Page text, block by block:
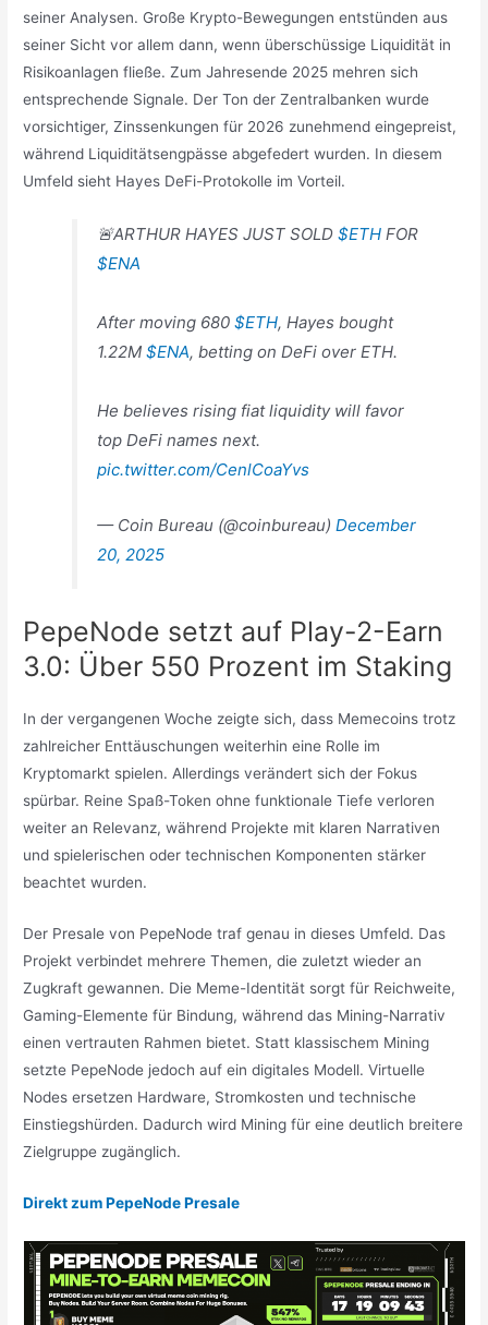
seiner Analysen. Große Krypto-Bewegungen entstünden aus
seiner Sicht vor allem dann, wenn überschüssige Liquidität in
Risikoanlagen fließe. Zum Jahresende 2025 mehren sich
entsprechende Signale. Der Ton der Zentralbanken wurde
vorsichtiger, Zinssenkungen für 2026 zunehmend eingepreist,
während Liquiditätsengpässe abgefedert wurden. In diesem
Umfeld sieht Hayes DeFi-Protokolle im Vorteil.
🚨ARTHUR HAYES JUST SOLD$ETH FOR
$ENA
After moving 680$ETH, Hayes bought
1.22M$ENA, betting on DeFi over ETH.
He believes rising fiat liquidity will favor
top DeFi names next.
pic.twitter.com/CenlCoaYvs
— Coin Bureau (@coinbureau)December
20, 2025
PepeNode setzt auf Play-2-Earn
3.0: Über 550 Prozent im Staking
In der vergangenen Woche zeigte sich, dass Memecoins trotz
zahlreicher Enttäuschungen weiterhin eine Rolle im
Kryptomarkt spielen. Allerdings verändert sich der Fokus
spürbar. Reine Spaß-Token ohne funktionale Tiefe verloren
weiter an Relevanz, während Projekte mit klaren Narrativen
und spielerischen oder technischen Komponenten stärker
beachtet wurden.
Der Presale von PepeNode traf genau in dieses Umfeld. Das
Projekt verbindet mehrere Themen, die zuletzt wieder an
Zugkraft gewannen. Die Meme-Identität sorgt für Reichweite,
Gaming-Elemente für Bindung, während das Mining-Narrativ
einen vertrauten Rahmen bietet. Statt klassischem Mining
setzte PepeNode jedoch auf ein digitales Modell. Virtuelle
Nodes ersetzen Hardware, Stromkosten und technische
Einstiegshürden. Dadurch wird Mining für eine deutlich breitere
Zielgruppe zugänglich.
Direkt zum PepeNode Presale